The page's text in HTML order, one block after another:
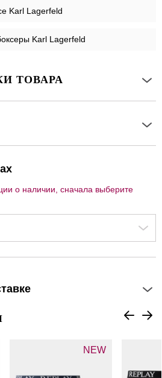
Karl Lagerfeld
Karl Lagerfeld
ТОВАРА
о наличии, сначала выберите
NEW